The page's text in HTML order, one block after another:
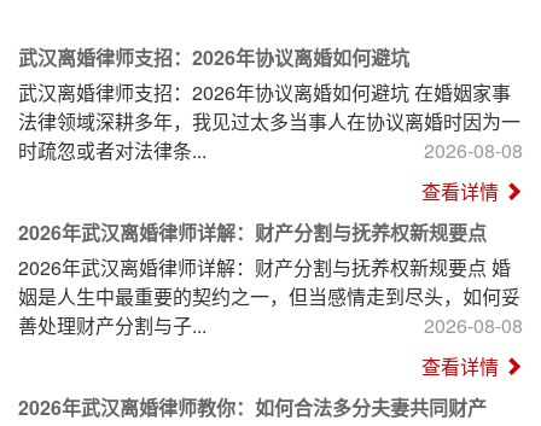
武汉离婚律师支招：2026年协议离婚如何避坑
武汉离婚律师支招：2026年协议离婚如何避坑 在婚姻家事
法律领域深耕多年，我见过太多当事人在协议离婚时因为一
时疏忽或者对法律条...
2026-08-08
查看详情
2026年武汉离婚律师详解：财产分割与抚养权新规要点
2026年武汉离婚律师详解：财产分割与抚养权新规要点 婚
姻是人生中最重要的契约之一，但当感情走到尽头，如何妥
善处理财产分割与子...
2026-08-08
查看详情
2026年武汉离婚律师教你：如何合法多分夫妻共同财产